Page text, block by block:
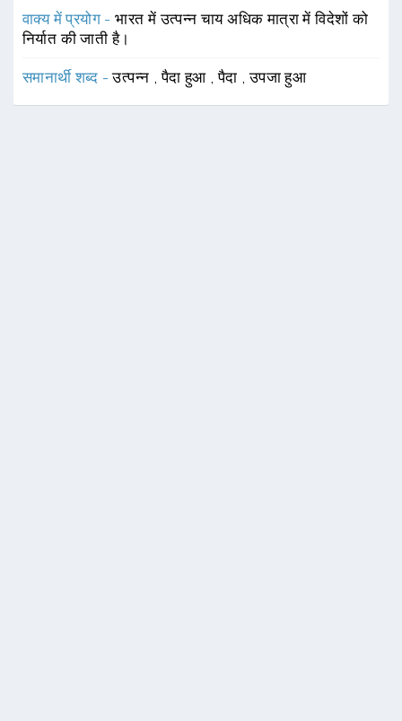
वाक्य में प्रयोग -भारत में उत्पन्न चाय अधिक मात्रा में विदेशों को
निर्यात की जाती है।
समानार्थी शब्द -उत्पन्न ,पैदा हुआ ,पैदा ,उपजा हुआ